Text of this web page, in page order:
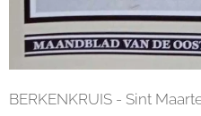
BERKENKRUIS - Sint